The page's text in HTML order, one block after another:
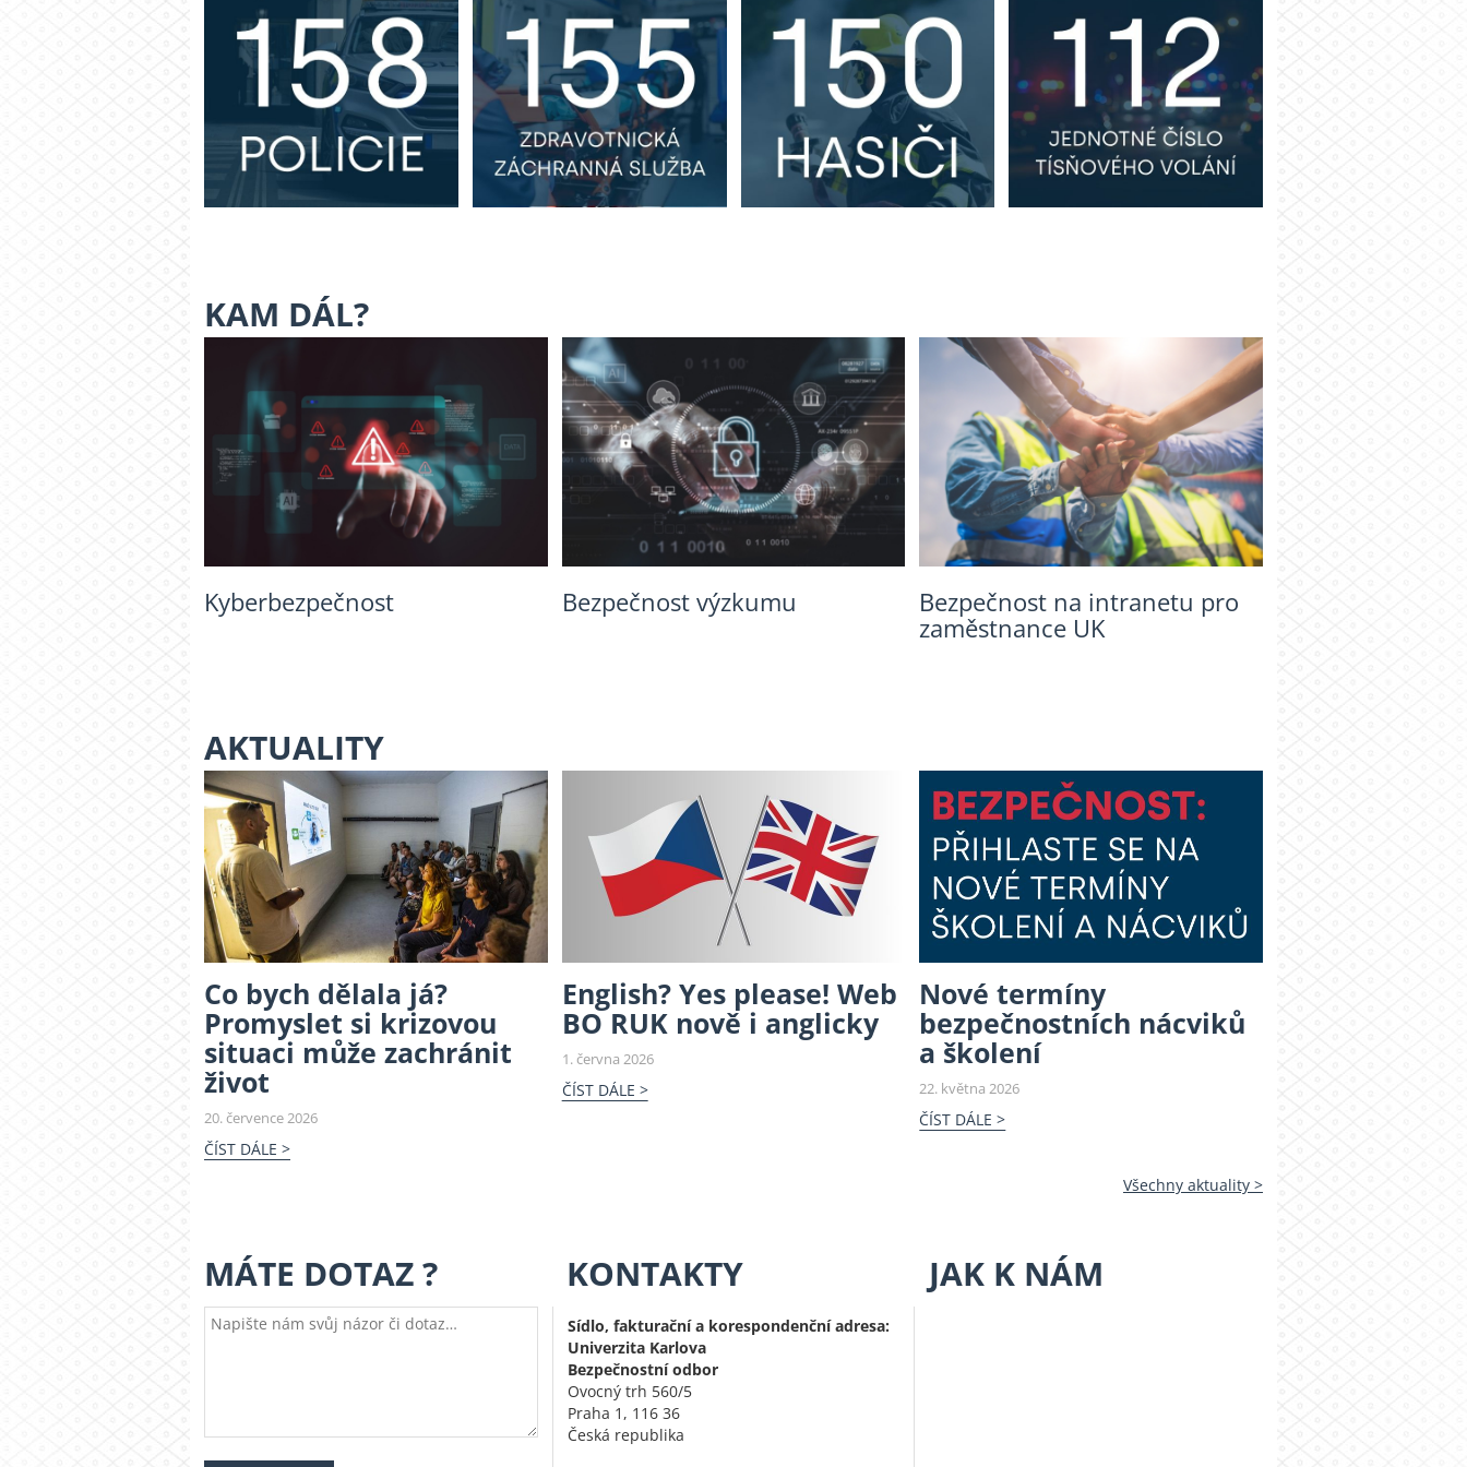
KAM DÁL?
Kyberbezpečnost Bezpečnost výzkumu
Bezpečnost na intranetu pro
zaměstnance UK
AKTUALITY
Co bych dělala já?
Promyslet si krizovou
situaci může zachránit
život
20. července 2026
ČÍST DÁLE >
English? Yes please! Web
BO RUK nově i anglicky
1. června 2026
ČÍST DÁLE >
Nové termíny
bezpečnostních nácviků
a školení
22. května 2026
ČÍST DÁLE >
Všechny aktuality >
MÁTE DOTAZ ? KONTAKTY
Sídlo, fakturační a korespondenční adresa:
Univerzita Karlova
Bezpečnostní odbor
Ovocný trh 560/5
Praha 1, 116 36
Česká republika
JAK K NÁM